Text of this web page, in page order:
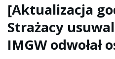
[Aktualizacja
Strażacy
IMGW odwołał